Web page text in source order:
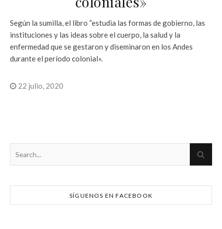
Según la sumilla, el libro “estudia las formas de gobierno, las
instituciones y las ideas sobre el cuerpo, la salud y la
enfermedad que se gestaron y diseminaron en los Andes
durante el período colonial».
22 julio, 2020
SÍGUENOS EN FACEBOOK